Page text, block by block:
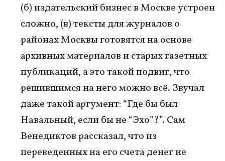
(б) издательский бизнес в Москве устроен
сложно, (в) тексты для журналов о
районах Москвы готовятся на основе
архивных материалов и старых газетных
публикаций, а это такой подвиг, что
решившимся на него можно всё. Звучал
даже такой аргумент: “Где бы был
Навальный, если бы не “Эхо”?”. Сам
Венедиктов рассказал, что из
переведенных на его счета денег не